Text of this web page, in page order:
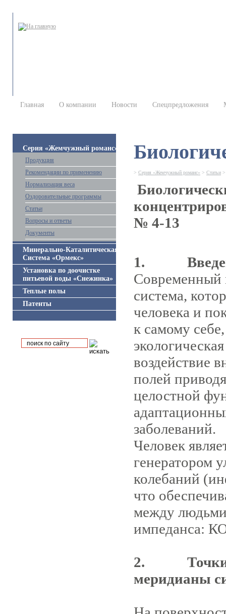
Главная О компании Новости Спецпредложения
Серия «Жемчужный романс»
Продукция
Рекомендации по применению
Нормализация веса
Оздоровительные программы
Статьи
Вопросы и ответы
Документы
Минерально-Каталитическая
Система «Ормекс»
Установка по доочистке
питьевой воды «Снежинка»
Теплые полы
Патенты
> Серия «Жемчужный романс» > Статьи
№ 4-13
1.
Современный
система,
человека и
к самому
воздействие
полей
целостной
заболеваний.
Человек
генератором
колебаний
что
между
импеданса:
2.
меридианы